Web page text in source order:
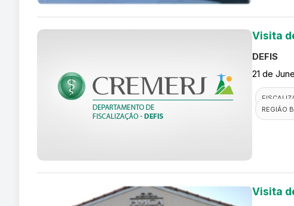
Visita
DEFIS
21 de
REGIÃO
Visita